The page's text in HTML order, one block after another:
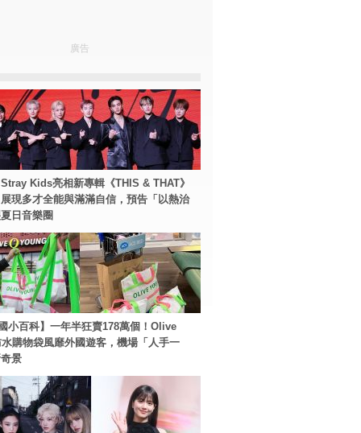
廣告
Kids亮相新專輯《THIS & THAT》
現多才全能與滿滿自信，預告「以熱治
日音樂圈
小百科】一年半狂賣178萬個！Olive
購物袋風靡外國遊客，機場「人手一
景